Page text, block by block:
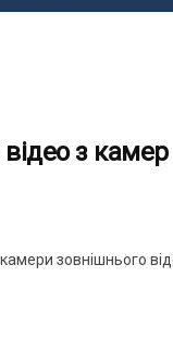
з
зовнішнього